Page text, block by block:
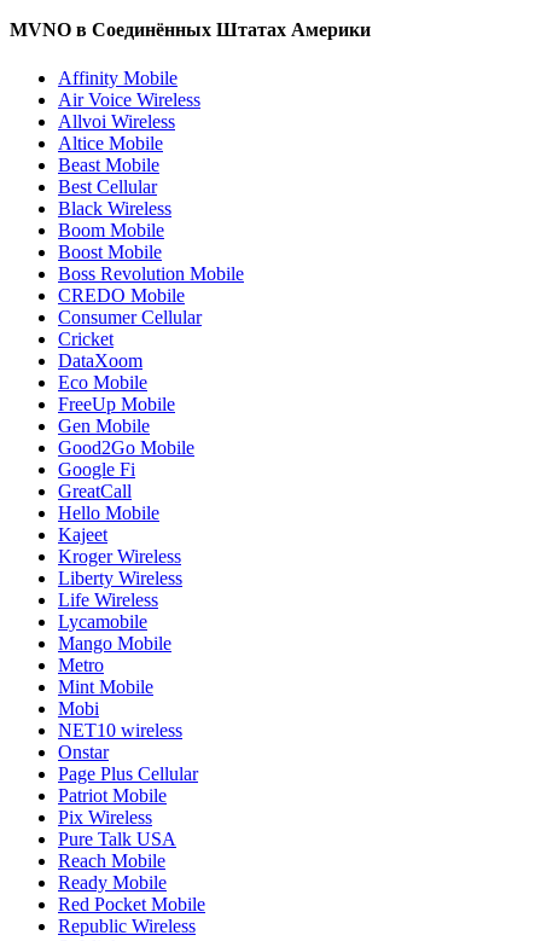
MVNO в Соединённых Штатах Америки
Affinity Mobile
Air Voice Wireless
Allvoi Wireless
Altice Mobile
Beast Mobile
Best Cellular
Black Wireless
Boom Mobile
Boost Mobile
Boss Revolution Mobile
CREDO Mobile
Consumer Cellular
Cricket
DataXoom
Eco Mobile
FreeUp Mobile
Gen Mobile
Good2Go Mobile
Google Fi
GreatCall
Hello Mobile
Kajeet
Kroger Wireless
Liberty Wireless
Life Wireless
Lycamobile
Mango Mobile
Metro
Mint Mobile
Mobi
NET10 wireless
Onstar
Page Plus Cellular
Patriot Mobile
Pix Wireless
Pure Talk USA
Reach Mobile
Ready Mobile
Red Pocket Mobile
Republic Wireless